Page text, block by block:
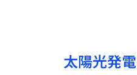
太陽光発電